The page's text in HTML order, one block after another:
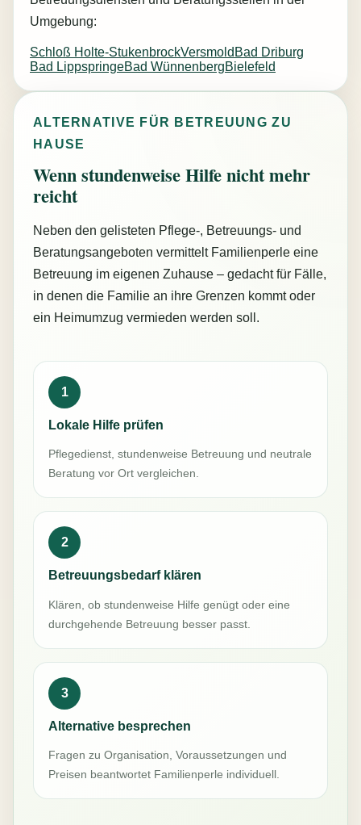
Umgebung:
Schloß Holte-StukenbrockVersmold Bad Driburg
Bad LippspringeBad WünnenbergBielefeld
ALTERNATIVE FÜR BETREUUNG ZU
HAUSE
Wenn stundenweise Hilfe nicht mehr
reicht
Neben den gelisteten Pflege-, Betreuungs- und
Beratungsangeboten vermittelt Familienperle eine
Betreuung im eigenen Zuhause – gedacht für Fälle,
in denen die Familie an ihre Grenzen kommt oder
ein Heimumzug vermieden werden soll.
1
Lokale Hilfe prüfen
Pflegedienst, stundenweise Betreuung und neutrale
Beratung vor Ort vergleichen.
2
Betreuungsbedarf klären
Klären, ob stundenweise Hilfe genügt oder eine
durchgehende Betreuung besser passt.
3
Alternative besprechen
Fragen zu Organisation, Voraussetzungen und
Preisen beantwortet Familienperle individuell.